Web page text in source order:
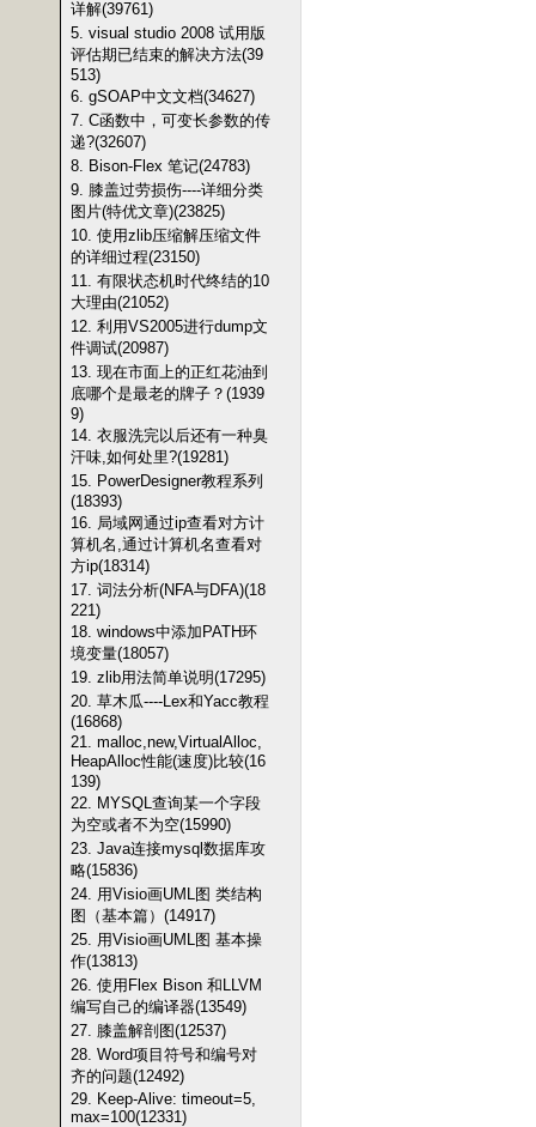
详解(39761)
5. visual studio 2008 试用版
评估期已结束的解决方法(39
513)
6. gSOAP中文文档(34627)
7. C函数中，可变长参数的传
递?(32607)
8. Bison-Flex 笔记(24783)
9. 膝盖过劳损伤----详细分类
图片(特优文章)(23825)
10. 使用zlib压缩解压缩文件
的详细过程(23150)
11. 有限状态机时代终结的10
大理由(21052)
12. 利用VS2005进行dump文
件调试(20987)
13. 现在市面上的正红花油到
底哪个是最老的牌子？(1939
9)
14. 衣服洗完以后还有一种臭
汗味,如何处里?(19281)
15. PowerDesigner教程系列
(18393)
16. 局域网通过ip查看对方计
算机名,通过计算机名查看对
方ip(18314)
17. 词法分析(NFA与DFA)(18
221)
18. windows中添加PATH环
境变量(18057)
19. zlib用法简单说明(17295)
20. 草木瓜----Lex和Yacc教程
(16868)
21. malloc,new,VirtualAlloc,
HeapAlloc性能(速度)比较(16
139)
22. MYSQL查询某一个字段
为空或者不为空(15990)
23. Java连接mysql数据库攻
略(15836)
24. 用Visio画UML图 类结构
图（基本篇）(14917)
25. 用Visio画UML图 基本操
作(13813)
26. 使用Flex Bison 和LLVM
编写自己的编译器(13549)
27. 膝盖解剖图(12537)
28. Word项目符号和编号对
齐的问题(12492)
29. Keep-Alive: timeout=5,
max=100(12331)